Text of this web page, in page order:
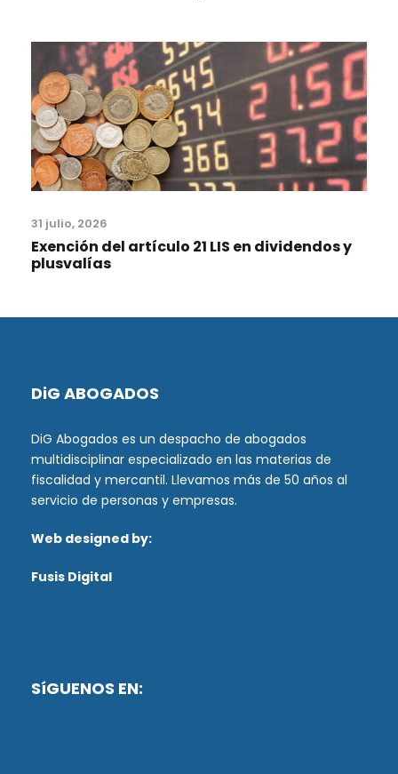
31 julio, 2026
Exención del artículo 21 LIS en dividendos y
plusvalías
DiG ABOGADOS
DiG Abogados es un despacho de abogados
multidisciplinar especializado en las materias de
fiscalidad y mercantil. Llevamos más de 50 años al
servicio de personas y empresas.
Web designed by:
Fusis Digital
SíGUENOS EN: